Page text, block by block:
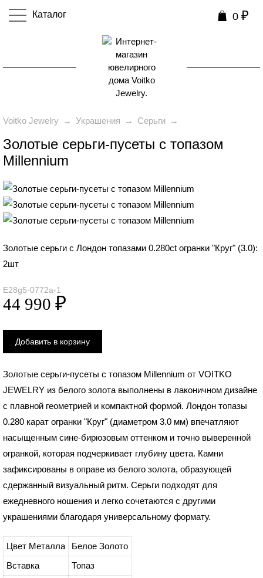
Каталог 0 ₽
Voitko Jewelry → Украшения → Серьги →
Золотые серьги-пусеты с топазом
Millennium
Золотые серьги с Лондон топазами 0.280ct огранки "Круг" (3.0):
2шт
E28g5-0772a-1
44 990₽
Золотые серьги-пусеты с топазом Millennium от VOITKO
JEWELRY из белого золота выполнены в лаконичном дизайне
с плавной геометрией и компактной формой. Лондон топазы
0.280 карат огранки "Круг" (диаметром 3.0 мм) впечатляют
насыщенным сине-бирюзовым оттенком и точно выверенной
огранкой, которая подчеркивает глубину цвета. Камни
зафиксированы в оправе из белого золота, образующей
сдержанный визуальный ритм. Серьги подходят для
ежедневного ношения и легко сочетаются с другими
украшениями благодаря универсальному формату.
Цвет Металла
Белое Золото
Вставка
Топаз